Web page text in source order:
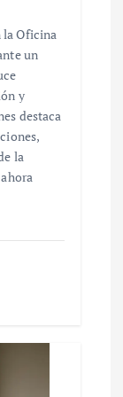
Oficina
un
y
destaca
la